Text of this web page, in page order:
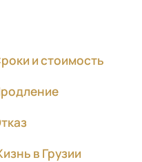
и стоимость
в Грузии